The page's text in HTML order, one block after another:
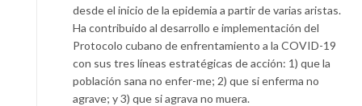
desde el inicio de la epidemia a partir de varias aristas.
Ha contribuido al desarrollo e implementación del
Protocolo cubano de enfrentamiento a la COVID-19
con sus tres líneas estratégicas de acción: 1) que la
población sana no enfer-me; 2) que si enferma no
agrave; y 3) que si agrava no muera.